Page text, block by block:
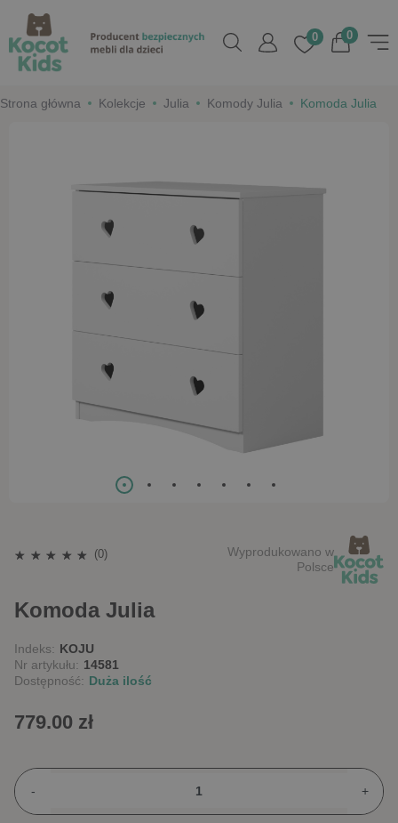
0
0
Strona główna Kolekcje Julia Komody Julia Komoda Julia
(0)
Wyprodukowano w
Polsce
Komoda Julia
Indeks: KOJU
Nr artykułu: 14581
Dostępność: Duża ilość
779.00 zł
- +